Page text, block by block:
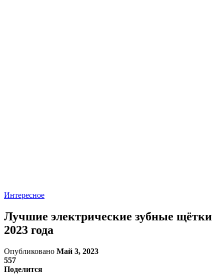
Интересное
Лучшие электрические зубные щётки
2023 года
Опубликовано Май 3, 2023
557
Поделится